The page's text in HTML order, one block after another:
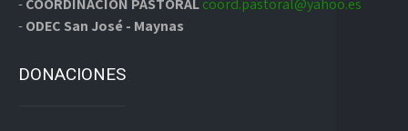
-COORDINACIÓN PASTORALcoord.pastoral@yahoo.es
-ODEC San José - Maynas
DONACIONES